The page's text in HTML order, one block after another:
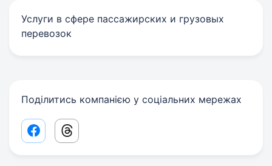
Услуги в сфере пассажирских и грузовых
перевозок
Поділитись компанією у соціальних мережах
Facebook share link
Threads share link